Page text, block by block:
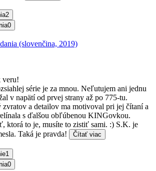
2
0
(slovenčina, 2019)
veru!
série je za mnou. Neľutujem ani jednu
v napätí od prvej strany až po 775-tu.
a detailov ma motivoval pri jej čítaní a
s ďalšou obľúbenou KINGovkou.
ktorá to je, musíte to zistiť sami. :) S.K. je
Taká je pravda!
Čítať viac
1
0